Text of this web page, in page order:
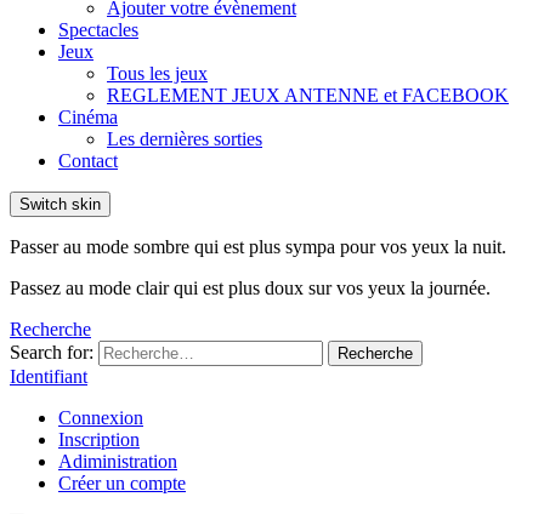
Ajouter votre évènement
Spectacles
Jeux
Tous les jeux
REGLEMENT JEUX ANTENNE et FACEBOOK
Cinéma
Les dernières sorties
Contact
Switch skin
Passer au mode sombre qui est plus sympa pour vos yeux la nuit.
Passez au mode clair qui est plus doux sur vos yeux la journée.
Recherche
Search for:
Recherche
Identifiant
Connexion
Inscription
Adiministration
Créer un compte